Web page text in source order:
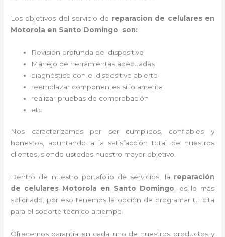
Los objetivos del servicio de reparacion de celulares en
Motorola en Santo Domingo son:
Revisión profunda del dispositivo
Manejo de herramientas adecuadas
diagnóstico con el dispositivo abierto
reemplazar componentes si lo amerita
realizar pruebas de comprobación
etc
Nos caracterizamos por ser cumplidos, confiables y
honestos, apuntando a la satisfacción total de nuestros
clientes, siendo ustedes nuestro mayor objetivo.
Dentro de nuestro portafolio de servicios, la reparación
de celulares Motorola en Santo Domingo , es lo más
solicitado, por eso tenemos la opción de programar tu cita
para el soporte técnico a tiempo.
Ofrecemos garantía en cada uno de nuestros productos y